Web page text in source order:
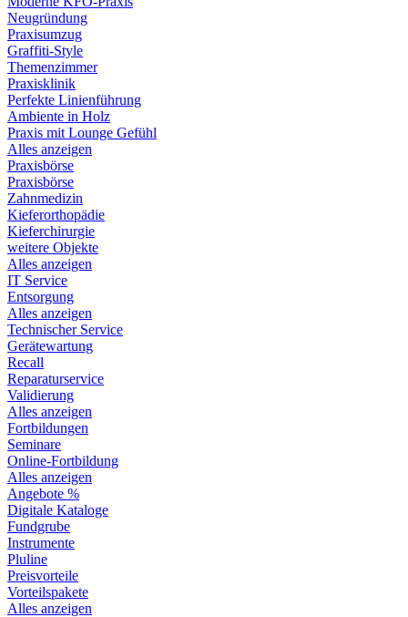
Neugründung
Praxisumzug
Graffiti-Style
Themenzimmer
Praxisklinik
Perfekte Linienführung
Ambiente in Holz
Praxis mit Lounge Gefühl
Alles anzeigen
Praxisbörse
Praxisbörse
Zahnmedizin
Kieferorthopädie
Kieferchirurgie
weitere Objekte
Alles anzeigen
IT Service
Entsorgung
Alles anzeigen
Technischer Service
Gerätewartung
Recall
Reparaturservice
Validierung
Alles anzeigen
Fortbildungen
Seminare
Online-Fortbildung
Alles anzeigen
Angebote %
Digitale Kataloge
Fundgrube
Instrumente
Pluline
Preisvorteile
Vorteilspakete
Alles anzeigen